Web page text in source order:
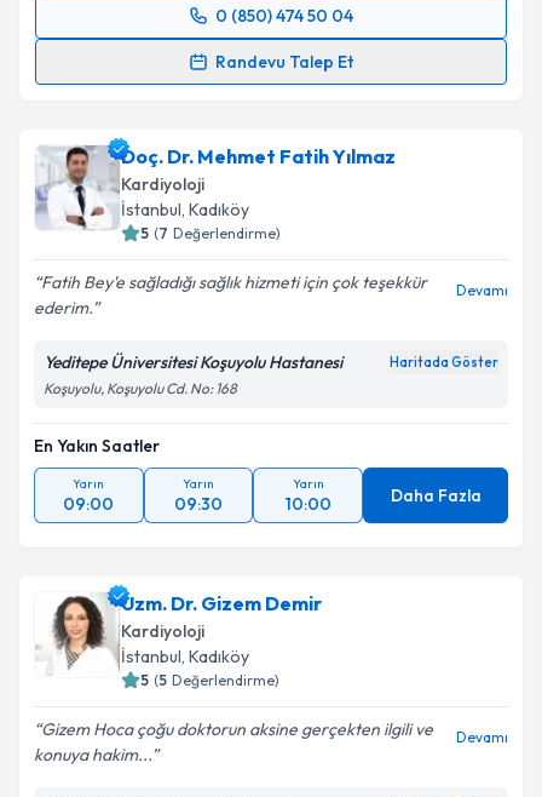
0 (850) 474 50 04
Randevu Talep Et
Randevu Takvimi Talebi
için bir takvim hazırlandığında e-posta ile
bilgilendireceğiz.
E-posta Adresiniz
Kişisel verilerimin işlenmesine ilişkin
Metni'ni okudum ve kişisel verilerimin belirtilen
kapsamda işlenmesini kabul ediyorum.
Takvim Talebini Gönder
Doç. Dr. Mehmet Fatih Yılmaz
Kardiyoloji
İstanbul, Kadıköy
5 (7 Değerlendirme)
Fatih Bey'e sağladığı sağlık hizmeti için çok teşekkür
ederim.
Devamı
Yeditepe Üniversitesi Koşuyolu Hastanesi Haritada Göster
Koşuyolu, Koşuyolu Cd. No: 168
En Yakın Saatler
Yarın
09:00
Yarın
09:30
Yarın
10:00 Daha Fazla
Uzm. Dr. Gizem Demir
Kardiyoloji
İstanbul, Kadıköy
5 (5 Değerlendirme)
Gizem Hoca çoğu doktorun aksine gerçekten ilgili ve
konuya hakim...
Devamı